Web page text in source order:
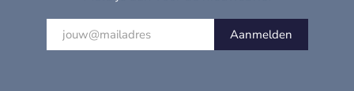
Aanmelden